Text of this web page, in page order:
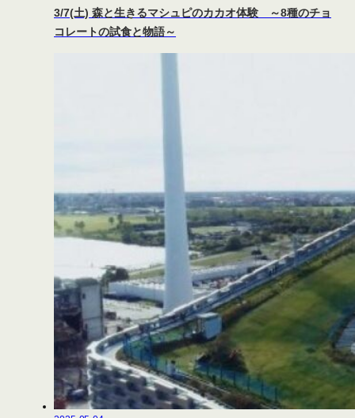
3/7(土) 森と生きるマシュピのカカオ体験 ～8種のチョ
コレートの試食と物語～